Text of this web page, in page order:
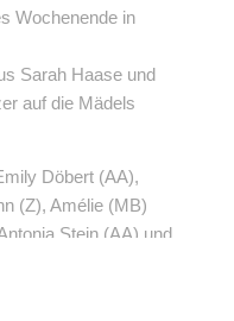
Wochenende in
Sarah Haase und
auf die Mädels
Döbert (AA),
(Z), Amélie (MB)
Stein (AA) und